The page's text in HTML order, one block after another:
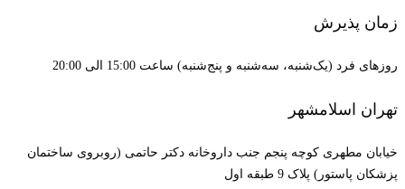
زمان پذیرش
روزهای فرد (یک‌شنبه، سه‌شنبه و پنج‌شنبه) ساعت 15:00 الی 20:00
تهران اسلامشهر
خیابان مطهری کوچه پنجم جنب داروخانه دکتر حاتمی (روبروی ساختمان
پزشکان پاستور) پلاک 9 طبقه اول